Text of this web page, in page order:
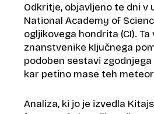
Odkritje, objavljeno te dni
National Academy of
ogljikovega hondrita (CI).
znanstvenike ključnega
podoben sestavi
kar petino mase teh
Analiza, ki jo je izvedla